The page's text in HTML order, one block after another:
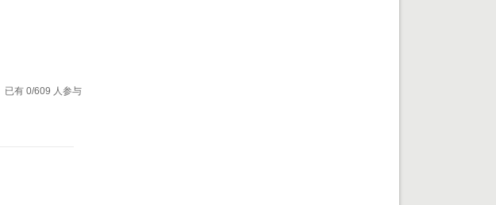
已有 0/609 人参与